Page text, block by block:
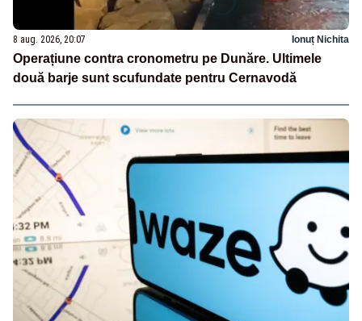
8 aug. 2026, 20:07 Ionuț Nichita
Operațiune contra cronometru pe Dunăre. Ultimele
două barje sunt scufundate pentru Cernavodă